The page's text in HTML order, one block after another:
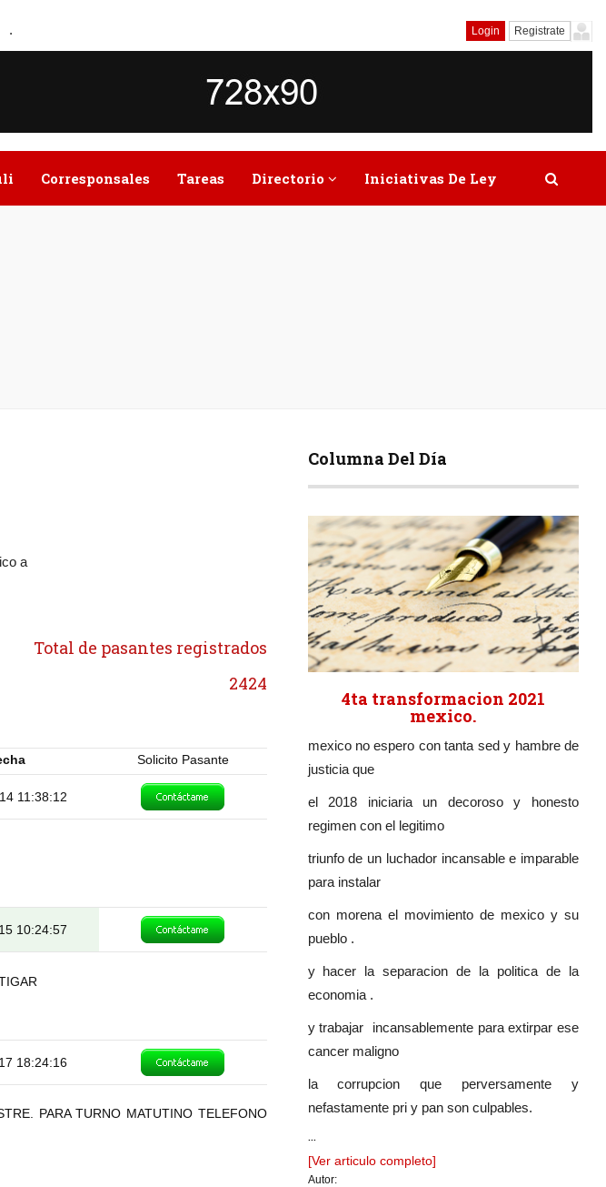
. Login Registrate
Corresponsales Tareas Directorio Iniciativas De Ley
a
Total de pasantes registrados
2424
Solicito Pasante
11:38:12
10:24:57
18:24:16
PARA TURNO MATUTINO TELEFONO
Columna Del Día
4ta transformacion 2021
mexico.
mexico no espero con tanta sed y hambre de
justicia que
el 2018 iniciaria un decoroso y honesto
regimen con el legitimo
triunfo de un luchador incansable e imparable
para instalar
con morena el movimiento de mexico y su
pueblo .
y hacer la separacion de la politica de la
economia .
y trabajar incansablemente para extirpar ese
cancer maligno
la corrupcion que perversamente y
nefastamente pri y pan son culpables.
...
[Ver articulo completo]
Autor: